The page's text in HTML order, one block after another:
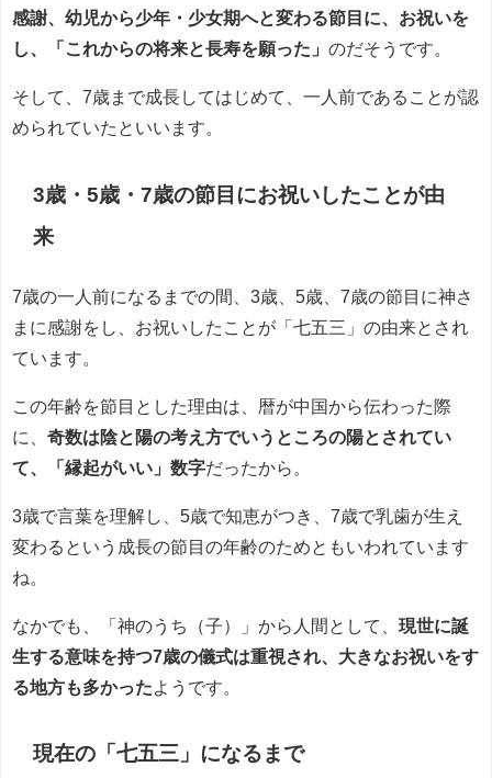
感謝、幼児から少年・少女期へと変わる節目に、お祝いを
し、「これからの将来と長寿を願った」 のだそうです。
そして、7歳まで成長してはじめて、一人前であることが認
められていたといいます。
3歳・5歳・7歳の節目にお祝いしたことが由
来
7歳の一人前になるまでの間、3歳、5歳、7歳の節目に神さ
まに感謝をし、お祝いしたことが「七五三」の由来とされ
ています。
この年齢を節目とした理由は、暦が中国から伝わった際
に、 奇数は陰と陽の考え方でいうところの陽とされてい
て、「縁起がいい」数字だったから。
3歳で言葉を理解し、5歳で知恵がつき、7歳で乳歯が生え
変わるという成長の節目の年齢のためともいわれています
ね。
なかでも、「神のうち（子）」から人間として、 現世に誕
生する意味を持つ7歳の儀式は重視され、大きなお祝いをす
る地方も多かった ようです。
現在の「七五三」になるまで